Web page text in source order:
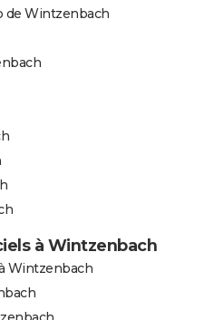
de Wintzenbach
à Wintzenbach
Wintzenbach